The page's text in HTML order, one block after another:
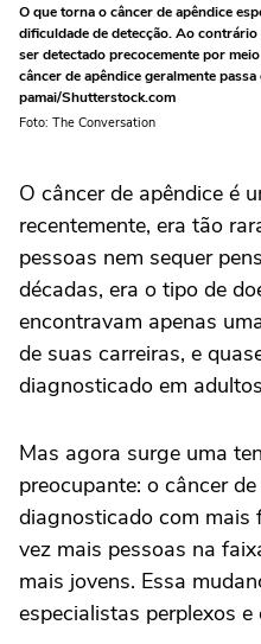
O que torna o câncer de apêndice
dificuldade de detecção. Ao
ser detectado precocemente por
câncer de apêndice geralmente
pamai/Shutterstock.com
Foto: The Conversation
O câncer de apêndice é
recentemente, era tão
pessoas nem sequer
décadas, era o tipo de
encontravam apenas
de suas carreiras, e
diagnosticado em
Mas agora surge uma
preocupante: o câncer
diagnosticado com mais
vez mais pessoas na
mais jovens. Essa
especialistas perplexos